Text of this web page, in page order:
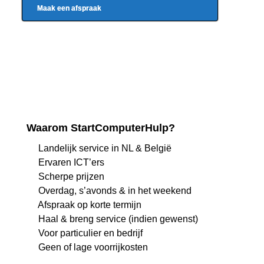
Maak een afspraak
Waarom StartComputerHulp?
Landelijk service in NL & België
Ervaren ICT’ers
Scherpe prijzen
Overdag, s’avonds & in het weekend
Afspraak op korte termijn
Haal & breng service (indien gewenst)
Voor particulier en bedrijf
Geen of lage voorrijkosten